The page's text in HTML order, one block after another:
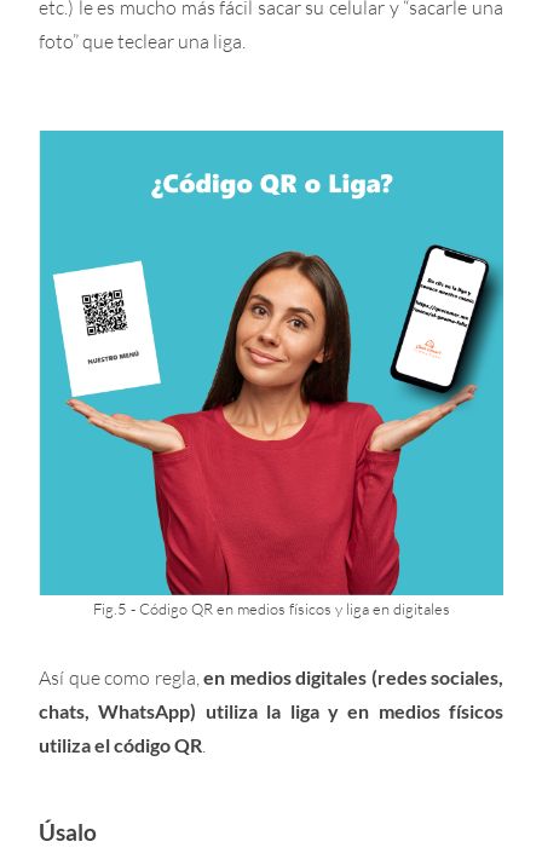
etc.) le es mucho más fácil sacar su celular y “sacarle una
foto” que teclear una liga.
Fig.5 - Código QR en medios físicos y liga en digitales
Así que como regla,en medios digitales (redes sociales,
chats, WhatsApp) utiliza la liga y en medios físicos
utiliza el código QR.
Úsalo